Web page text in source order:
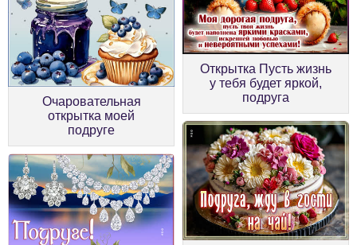
Очаровательная
открытка моей
подруге
Открытка Пусть жизнь
у тебя будет яркой,
подруга